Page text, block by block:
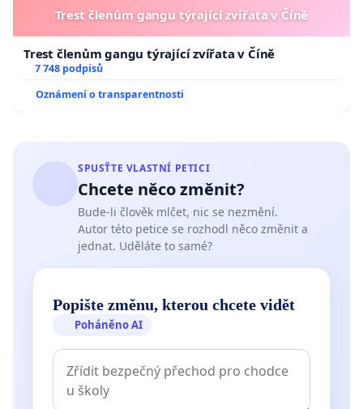
Trest členům gangu týrající zvířata v Číně
Trest členům gangu týrající zvířata v Číně
7 748 podpisů
Oznámení o transparentnosti
SPUSŤTE VLASTNÍ PETICI
Chcete něco změnit?
Bude-li člověk mlčet, nic se nezmění.
Autor této petice se rozhodl něco změnit a
jednat. Uděláte to samé?
Popište změnu, kterou chcete vidět
Poháněno AI